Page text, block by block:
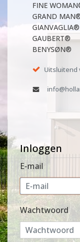
FINE
GRAND
GIANVAGLIA®
GAUBERT®
BENYSØN®
Uitsluitend
Inloggen
E-mail
Wachtwoord